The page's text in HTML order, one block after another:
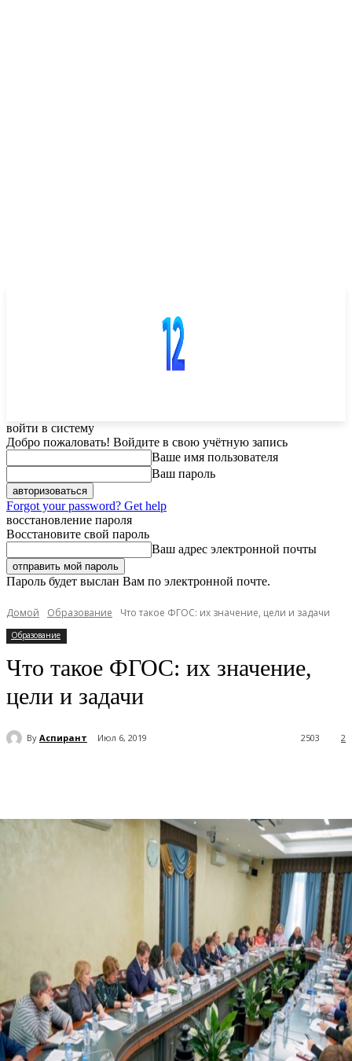
войти в систему
Добро пожаловать! Войдите в свою учётную запись
Ваше имя пользователя
Ваш пароль
Forgot your password? Get help
восстановление пароля
Восстановите свой пароль
Ваш адрес электронной почты
Пароль будет выслан Вам по электронной почте.
Домой Образование Что такое ФГОС: их значение, цели и задачи
Образование
Что такое ФГОС: их значение,
цели и задачи
By Аспирант Июл 6, 2019 2
2503